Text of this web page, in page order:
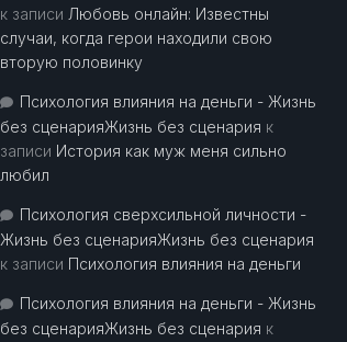
к записи Любовь онлайн: Известны
случаи, когда герои находили свою
вторую половинку
Психология влияния на деньги - Жизнь
без сценарияЖизнь без сценария к
записи История как муж меня сильно
любил
Психология сверхсильной личности -
Жизнь без сценарияЖизнь без сценария
к записи Психология влияния на деньги
Психология влияния на деньги - Жизнь
без сценарияЖизнь без сценария к